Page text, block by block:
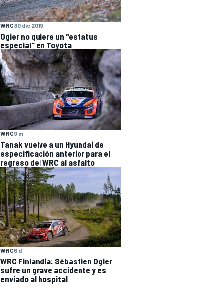
WRC30 dic 2019
Ogier no quiere un "estatus
especial" en Toyota
WRC9 m
Tanak vuelve a un Hyundai de
especificación anterior para el
regreso del WRC al asfalto
WRC6 d
WRC Finlandia: Sébastien Ogier
sufre un grave accidente y es
enviado al hospital